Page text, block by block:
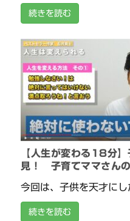
続きを読む
【人生が変わる18分
見！ 子育てママさん
今回は、子供を天才に
続きを読む